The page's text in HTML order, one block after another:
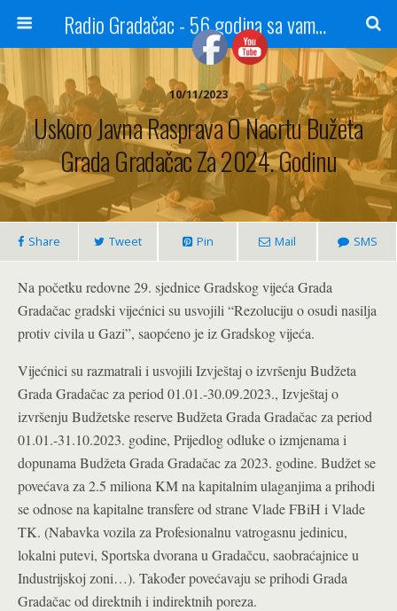
Radio Gradačac - 56 godina sa vama...
10/11/2023
Uskoro Javna Rasprava O Nacrtu Bužeta
Grada Gradačac Za 2024. Godinu
Share Tweet Pin Mail SMS
Na početku redovne 29. sjednice Gradskog vijeća Grada
Gradačac gradski vijećnici su usvojili “Rezoluciju o osudi nasilja
protiv civila u Gazi”, saopćeno je iz Gradskog vijeća.
Vijećnici su razmatrali i usvojili Izvještaj o izvršenju Budžeta
Grada Gradačac za period 01.01.-30.09.2023., Izvještaj o
izvršenju Budžetske reserve Budžeta Grada Gradačac za period
01.01.-31.10.2023. godine, Prijedlog odluke o izmjenama i
dopunama Budžeta Grada Gradačac za 2023. godine. Budžet se
povećava za 2.5 miliona KM na kapitalnim ulaganjima a prihodi
se odnose na kapitalne transfere od strane Vlade FBiH i Vlade
TK. (Nabavka vozila za Profesionalnu vatrogasnu jedinicu,
lokalni putevi, Sportska dvorana u Gradačcu, saobraćajnice u
Industrijskoj zoni…). Također povećavaju se prihodi Grada
Gradačac od direktnih i indirektnih poreza.